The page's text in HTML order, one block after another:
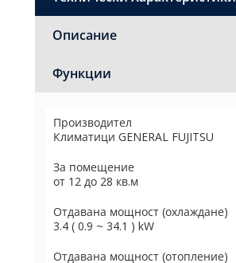
Описание
Функции
Производител
Климатици GENERAL FUJITSU
За помещение
от 12 до 28 кв.м
Отдавана мощност (охлаждане)
3.4 ( 0.9 ~ 34.1 ) kW
Отдавана мощност (отопление)